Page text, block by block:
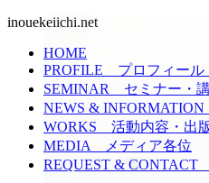
inouekeiichi.net
HOME
PROFILE プロフィール
SEMINAR セミナー・
NEWS &
WORKS 活動内容・出
MEDIA
メディア各位
REQUEST & CONTACT